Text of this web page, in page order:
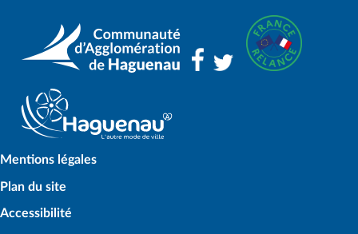
Mentions légales
Plan du site
Accessibilité